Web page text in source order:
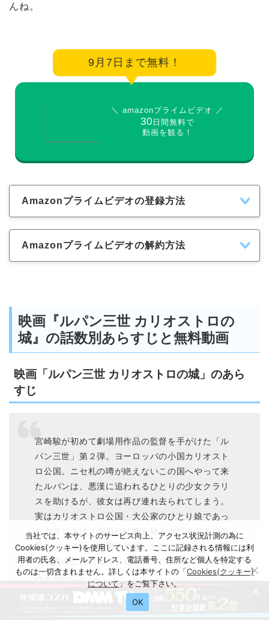
んね。
9月7日まで無料！
＼ amazonプライムビデオ ／
30 日間無料で
動画を観る！
Amazonプライムビデオの登録方法
Amazonプライムビデオの解約方法
映画『ルパン三世 カリオストロの
城』の話数別あらすじと無料動画
映画「ルパン三世 カリオストロの城」のあら
すじ
宮崎駿が初めて劇場用作品の監督を手がけた「ル
パン三世」第２弾。ヨーロッパの小国カリオスト
ロ公国。ニセ札の噂が絶えないこの国へやって来
たルパンは、悪漢に追われるひとりの少女クラリ
スを助けるが、彼女は再び連れ去られてしまう。
実はカリオストロ公国・大公家のひとり娘であっ
たクラリスは、強引に結婚を迫るカリオストロ伯
爵によって城に幽閉されていたのだ。ルパンは既
に城内に忍び込んでいた不二子の手引きで城に潜
入するのだが…。
当社では、本サイトのサービス向上、アクセス状況計測の為に
Cookies(クッキー)を使用しています。ここに記録される情報には利
用者の氏名、メールアドレス、電話番号、住所など個人を特定する
ものは一切含まれません。詳しくは本サイトの「Cookies(クッキー)
について 」をご覧下さい。
OK